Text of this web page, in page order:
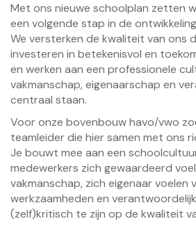
Met ons nieuwe schoolplan zetten
een volgende stap in de
We versterken de kwaliteit van ons
investeren in betekenisvol en
en werken aan een professionele
vakmanschap, eigenaarschap en
centraal staan.
Voor onze bovenbouw havo/vwo
teamleider die hier samen met ons
Je bouwt mee aan een
medewerkers zich gewaardeerd
vakmanschap, zich eigenaar voelen
werkzaamheden en
(zelf)kritisch te zijn op de kwaliteit